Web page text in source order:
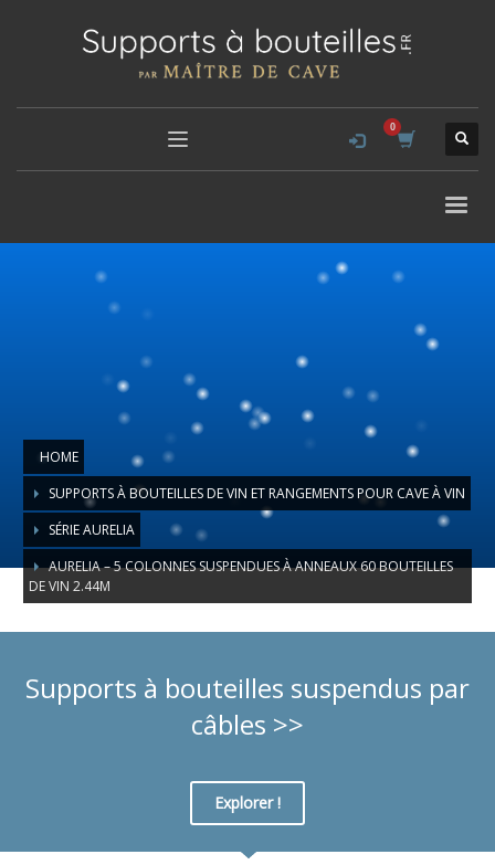
HOME
SUPPORTS À BOUTEILLES DE VIN ET RANGEMENTS POUR CAVE À VIN
SÉRIE AURELIA
AURELIA – 5 COLONNES SUSPENDUES À ANNEAUX 60 BOUTEILLES
DE VIN 2.44M
Supports à bouteilles suspendus par
câbles >>
Explorer !